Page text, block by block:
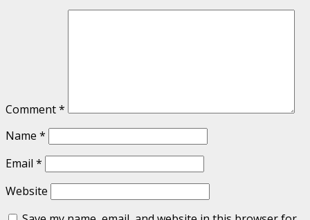
Comment*
Name *
Email *
Website